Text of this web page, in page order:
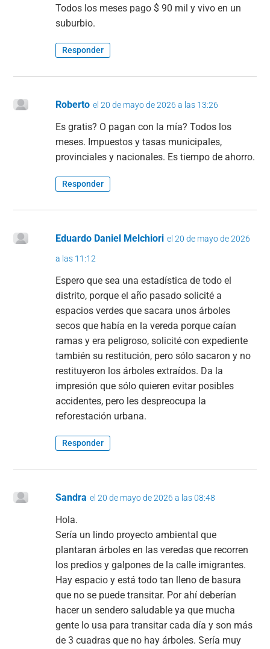
Todos los meses pago $ 90 mil y vivo en un
suburbio.
Responder
Roberto el 20 de mayo de 2026 a las 13:26
Es gratis? O pagan con la mía? Todos los
meses. Impuestos y tasas municipales,
provinciales y nacionales. Es tiempo de ahorro.
Responder
Eduardo Daniel Melchiori el 20 de mayo de 2026
a las 11:12
Espero que sea una estadística de todo el
distrito, porque el año pasado solicité a
espacios verdes que sacara unos árboles
secos que había en la vereda porque caían
ramas y era peligroso, solicité con expediente
también su restitución, pero sólo sacaron y no
restituyeron los árboles extraídos. Da la
impresión que sólo quieren evitar posibles
accidentes, pero les despreocupa la
reforestación urbana.
Responder
Sandra el 20 de mayo de 2026 a las 08:48
Hola.
Sería un lindo proyecto ambiental que
plantaran árboles en las veredas que recorren
los predios y galpones de la calle imigrantes.
Hay espacio y está todo tan lleno de basura
que no se puede transitar. Por ahí deberían
hacer un sendero saludable ya que mucha
gente lo usa para transitar cada día y son más
de 3 cuadras que no hay árboles. Sería muy